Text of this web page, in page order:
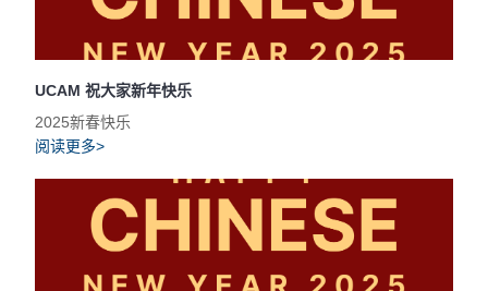
UCAM 祝大家新年快乐
2025新春快乐
阅读更多>